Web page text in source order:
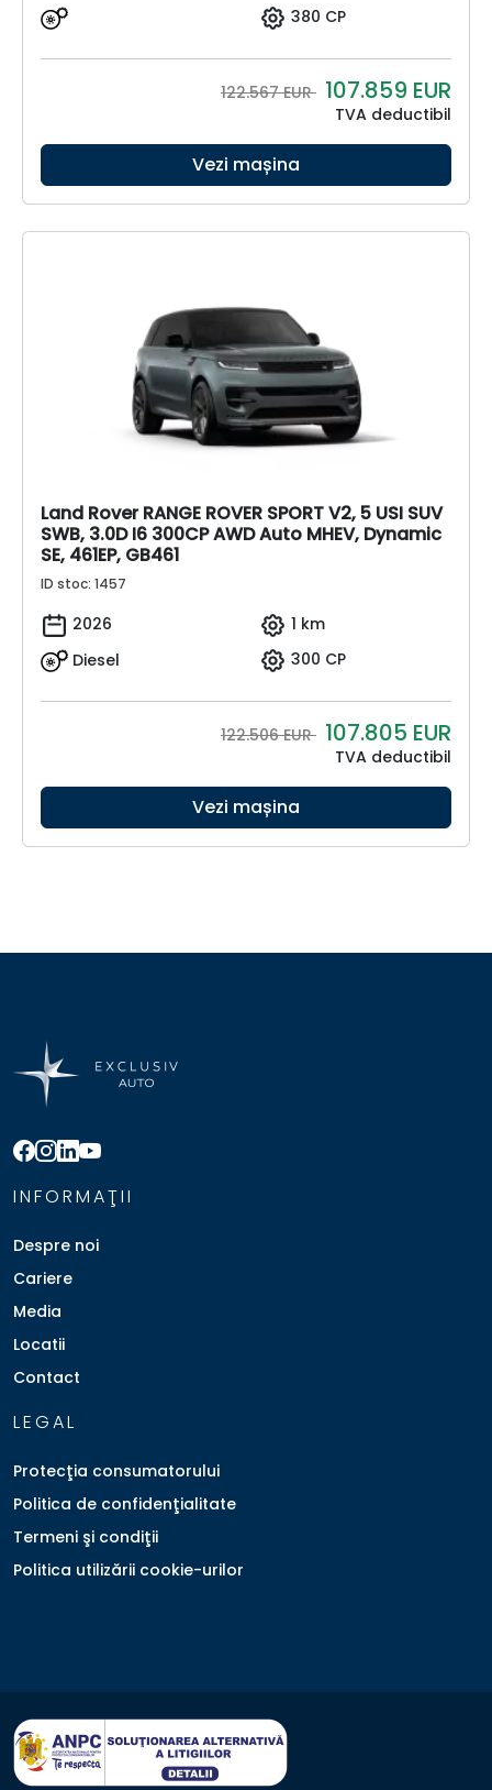
380 CP
122.567 EUR 107.859 EUR
TVA deductibil
Vezi mașina
Land Rover RANGE ROVER SPORT V2, 5 USI SUV
SWB, 3.0D I6 300CP AWD Auto MHEV, Dynamic
SE, 461EP, GB461
ID stoc: 1457
2026
1 km
Diesel
300 CP
122.506 EUR 107.805 EUR
TVA deductibil
Vezi mașina
INFORMAŢII
Despre noi
Cariere
Media
Locatii
Contact
LEGAL
Protecţia consumatorului
Politica de confidenţialitate
Termeni şi condiţii
Politica utilizării cookie-urilor